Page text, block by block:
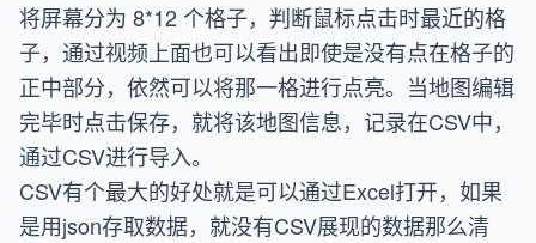
将屏幕分为 8*12 个格子，判断鼠标点击时最近的格
子，通过视频上面也可以看出即使是没有点在格子的
正中部分，依然可以将那一格进行点亮。当地图编辑
完毕时点击保存，就将该地图信息，记录在CSV中，
通过CSV进行导入。
CSV有个最大的好处就是可以通过Excel打开，如果
是用json存取数据，就没有CSV展现的数据那么清